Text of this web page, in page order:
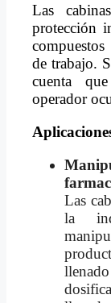
Las
protección
de trabajo.
cuenta
operador
Las
la